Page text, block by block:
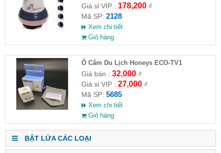
Giá sỉ VIP : 178,200₫
Mã SP: 2128
Xem chi tiết
Giỏ hàng
Ổ Cắm Du Lịch Honeys ECO-TV1
Giá bán : 32,000₫
Giá sỉ VIP : 27,000₫
Mã SP: 5685
Xem chi tiết
Giỏ hàng
BẬT LỬA CÁC LOẠI